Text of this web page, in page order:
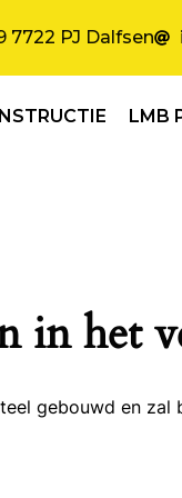
7722 PJ Dalfsen
LMB
in het
gebouwd en zal